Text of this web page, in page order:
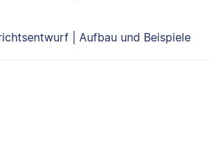
| Aufbau und Beispiele